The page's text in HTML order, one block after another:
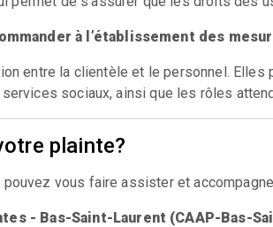
à l’établissement des
entre la clientèle et le personnel.
sociaux, ainsi que les rôles
plainte?
vous faire assister et
- Bas-Saint-Laurent (CAAP-Bas-